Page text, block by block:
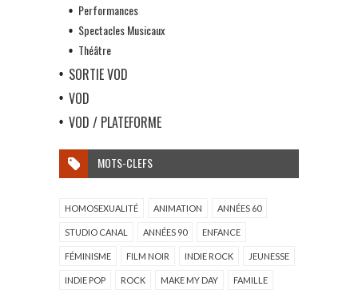
Performances
Spectacles Musicaux
Théâtre
SORTIE VOD
VOD
VOD / PLATEFORME
MOTS-CLEFS
HOMOSEXUALITÉ ANIMATION ANNÉES 60
STUDIO CANAL ANNÉES 90 ENFANCE
FÉMINISME FILM NOIR INDIE ROCK JEUNESSE
INDIE POP ROCK MAKE MY DAY FAMILLE